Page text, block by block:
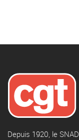
Depuis 1920, le